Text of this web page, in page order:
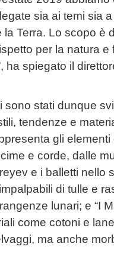
sia ai temi sia
la Terra. Lo scopo
per la natura
ha spiegato il
sono stati dunque
tendenze e
gli
e corde, dalle
e i balletti nello
di tulle e
lunari; e “I
come cotoni e
ma anche